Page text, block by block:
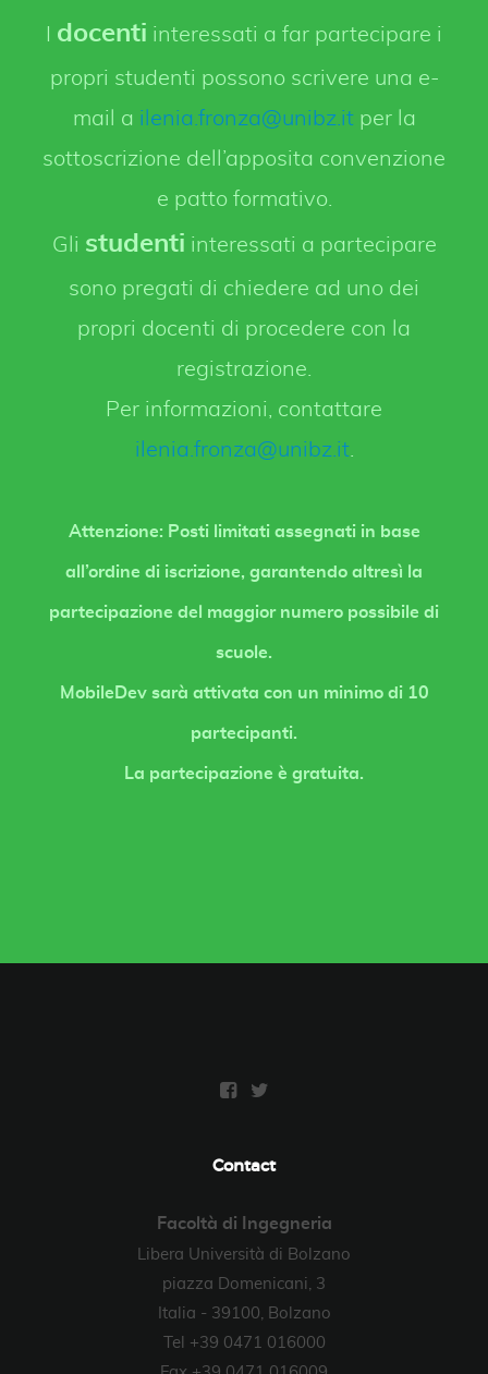
docenti interessati a far partecipare i
propri studenti possono scrivere una e-
mail a ilenia.fronza@unibz.itper la
sottoscrizione dell’apposita convenzione
e patto formativo.
Gli studenti interessati a partecipare
sono pregati di chiedere ad uno dei
propri docenti di procedere con la
registrazione.
Per informazioni, contattare
ilenia.fronza@unibz.it.
Attenzione: Posti limitati assegnati in base
all’ordine di iscrizione, garantendo altresì la
partecipazione del maggior numero possibile di
scuole.
MobileDev sarà attivata con un minimo di 10
partecipanti.
La partecipazione è gratuita.
Contact
Facoltà di Ingegneria
Libera Università di Bolzano
piazza Domenicani, 3
Italia - 39100, Bolzano
Tel +39 0471 016000